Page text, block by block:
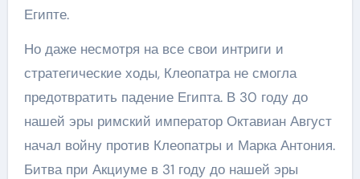
Египте.
Но даже несмотря на все свои интриги и
стратегические ходы, Клеопатра не смогла
предотвратить падение Египта. В 30 году до
нашей эры римский император Октавиан Август
начал войну против Клеопатры и Марка Антония.
Битва при Акциуме в 31 году до нашей эры